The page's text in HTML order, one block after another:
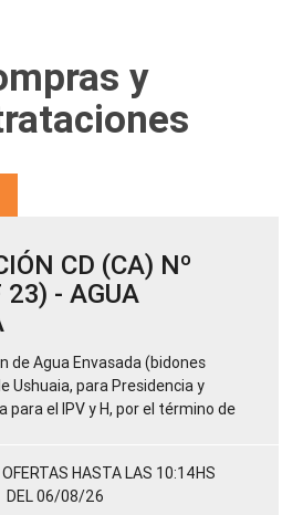
y
CD (CA) Nº
- AGUA
de Agua Envasada (bidones
Ushuaia, para Presidencia y
para el IPV y H, por el término de
OFERTAS HASTA LAS 10:14HS
DEL 06/08/26